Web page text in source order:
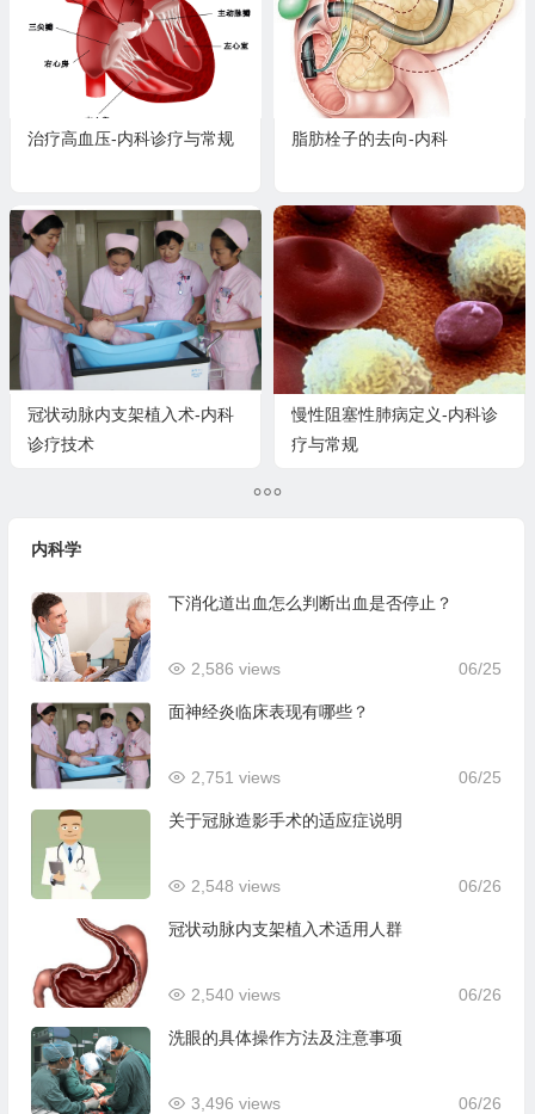
治疗高血压-内科诊疗与常规 脂肪栓子的去向-内科
冠状动脉内支架植入术-内科
诊疗技术
慢性阻塞性肺病定义-内科诊
疗与常规
内科学
下消化道出血怎么判断出血是否停止？
06/25
2,586 views
面神经炎临床表现有哪些？
06/25
2,751 views
关于冠脉造影手术的适应症说明
06/26
2,548 views
冠状动脉内支架植入术适用人群
06/26
2,540 views
洗眼的具体操作方法及注意事项
06/26
3,496 views